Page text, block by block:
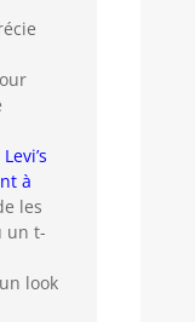
à
les
un t-
look